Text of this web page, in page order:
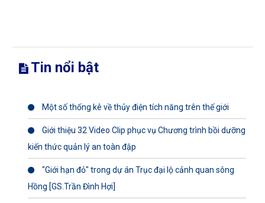
Tin nổi bật
Một số thống kê về thủy điện tích năng trên thế giới
Giới thiệu 32 Video Clip phục vụ Chương trình bồi dưỡng
kiến thức quản lý an toàn đập
"Giới hạn đỏ" trong dự án Trục đại lộ cảnh quan sông
Hồng [GS.Trần Đình Hợi]